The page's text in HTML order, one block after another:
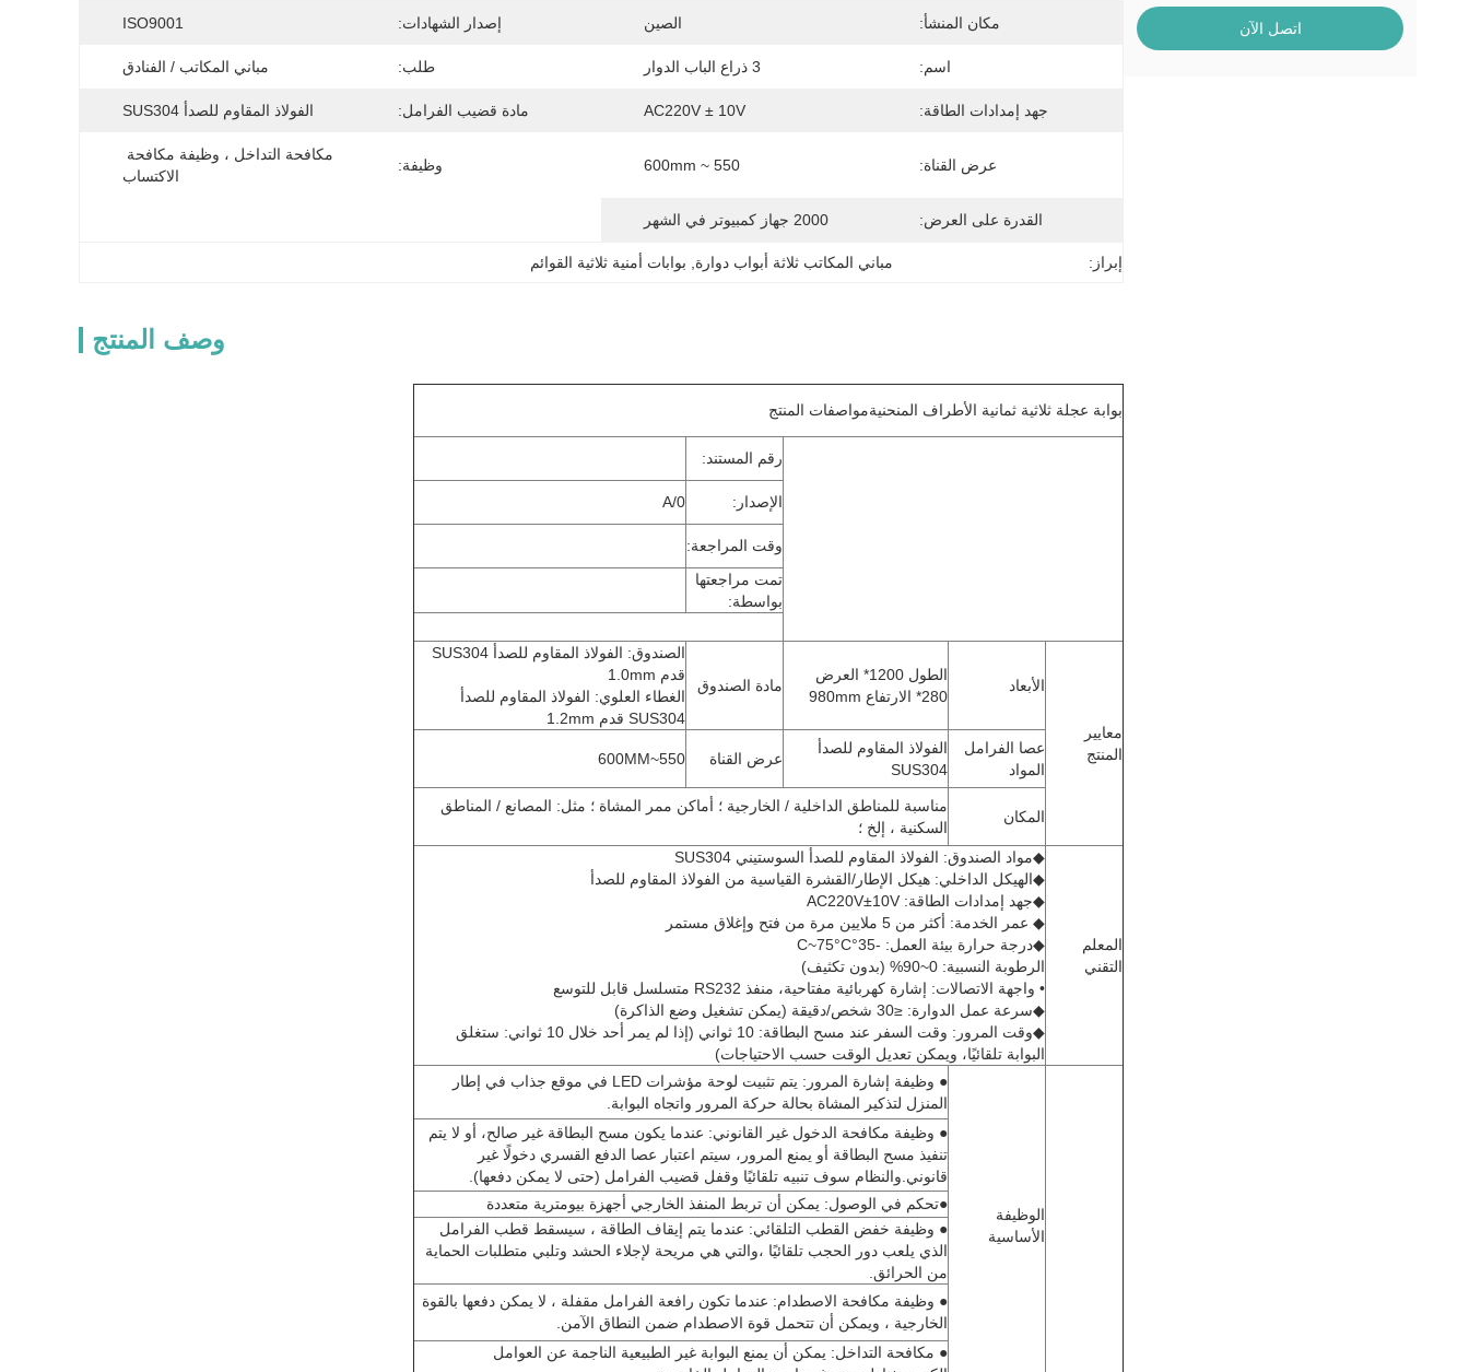
اتصل الآن مكان المنشأ: الصين إصدار الشهادات: ISO9001
اسم: 3 ذراع الباب الدوار طلب: مباني المكاتب / الفنادق
جهد إمدادات الطاقة: AC220V ± 10V مادة قضيب الفرامل: الفولاذ المقاوم للصدأ SUS304
عرض القناة: 550 ~ 600mm وظيفة:
الاكتساب
القدرة على العرض: 2000 جهاز كمبيوتر في الشهر
إبراز: مباني المكاتب ثلاثة أبواب دوارة بوابات أمنية ثلاثية القوائم
وصف المنتج
بوابة عجلة ثلاثية ثمانية الأطراف المنحنيةمواصفات المنتج
رقم المستند:
الإصدار: A/0
وقت المراجعة:
تمت مراجعتها
بواسطة:
معايير
المنتج
الأبعاد
الطول 1200* العرض
280* الارتفاع 980mm
مادة الصندوق
الصندوق: الفولاذ المقاوم للصدأ SUS304
قدم 1.0mm
الغطاء العلوي: الفولاذ المقاوم للصدأ
SUS304 قدم 1.2mm
عصا الفرامل
المواد
الفولاذ المقاوم للصدأ
SUS304
عرض القناة 550~600MM
المكان
مناسبة للمناطق الداخلية / الخارجية ؛ أماكن ممر المشاة ؛ مثل: المصانع / المناطق
السكنية ، إلخ ؛
المعلم
التقني
◆مواد الصندوق: الفولاذ المقاوم للصدأ السوستيني SUS304
◆الهيكل الداخلي: هيكل الإطار/القشرة القياسية من الفولاذ المقاوم للصدأ
◆جهد إمدادات الطاقة: AC220V±10V
◆ عمر الخدمة: أكثر من 5 ملايين مرة من فتح وإغلاق مستمر
◆درجة حرارة بيئة العمل: -35°C~75°C
الرطوبة النسبية: 0~90% (بدون تكثيف)
• واجهة الاتصالات: إشارة كهربائية مفتاحية، منفذ RS232 متسلسل قابل للتوسع
◆سرعة عمل الدوارة: ≤30 شخص/دقيقة (يمكن تشغيل وضع الذاكرة)
◆وقت المرور: وقت السفر عند مسح البطاقة: 10 ثواني (إذا لم يمر أحد خلال 10 ثواني: ستغلق
البوابة تلقائيًا، ويمكن تعديل الوقت حسب الاحتياجات)
الوظيفة
الأساسية
● وظيفة إشارة المرور: يتم تثبيت لوحة مؤشرات LED في موقع جذاب في إطار
المنزل لتذكير المشاة بحالة حركة المرور واتجاه البوابة.
● وظيفة مكافحة الدخول غير القانوني: عندما يكون مسح البطاقة غير صالح، أو لا يتم
تنفيذ مسح البطاقة أو يمنع المرور، سيتم اعتبار عصا الدفع القسري دخولًا غير
قانوني.والنظام سوف تنبيه تلقائيًا وقفل قضيب الفرامل (حتى لا يمكن دفعها).
●تحكم في الوصول: يمكن أن تربط المنفذ الخارجي أجهزة بيومترية متعددة
● وظيفة خفض القطب التلقائي: عندما يتم إيقاف الطاقة ، سيسقط قطب الفرامل
الذي يلعب دور الحجب تلقائيًا ،والتي هي مريحة لإجلاء الحشد وتلبي متطلبات الحماية
من الحرائق.
● وظيفة مكافحة الاصطدام: عندما تكون رافعة الفرامل مقفلة ، لا يمكن دفعها بالقوة
الخارجية ، ويمكن أن تتحمل قوة الاصطدام ضمن النطاق الآمن.
● مكافحة التداخل: يمكن أن يمنع البوابة غير الطبيعية الناجمة عن العوامل